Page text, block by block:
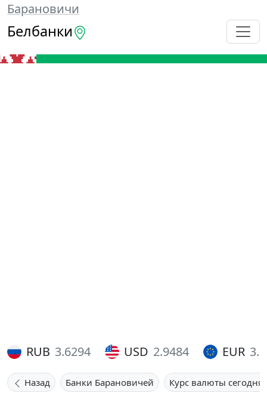
Барановичи
Белбанки
RUB 3.6294 USD 2.9484 EUR
Назад Банки Барановичей Курс валюты сегодня